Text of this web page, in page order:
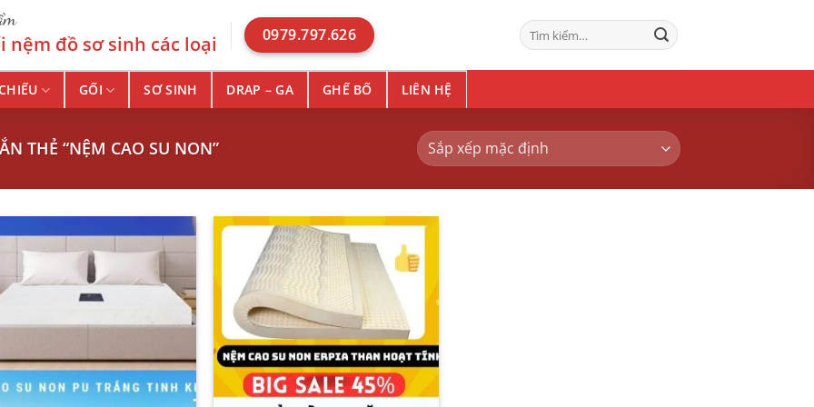
nệm đồ sơ sinh các loại 0979.797.626
Tìm
kiếm:
GỐI SƠ SINH DRAP – GA GHẾ BỐ LIÊN HỆ
THẺ “NỆM CAO SU NON”